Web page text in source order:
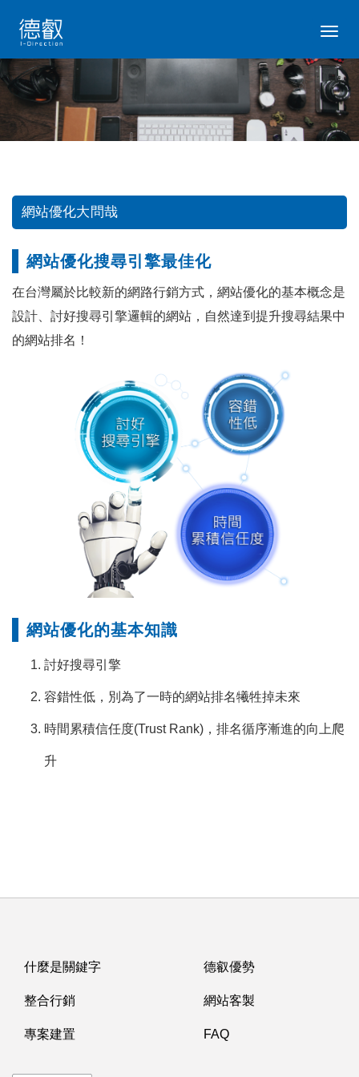
網站優化大問哉
網站優化搜尋引擎最佳化
在台灣屬於比較新的網路行銷方式，網站優化的基本概念是
設計、討好搜尋引擎邏輯的網站，自然達到提升搜尋結果中
的網站排名！
網站優化的基本知識
討好搜尋引擎
容錯性低，別為了一時的網站排名犧牲掉未來
時間累積信任度(Trust Rank)，排名循序漸進的向上爬
升
什麼是關鍵字 德叡優勢
整合行銷 網站客製
專案建置 FAQ